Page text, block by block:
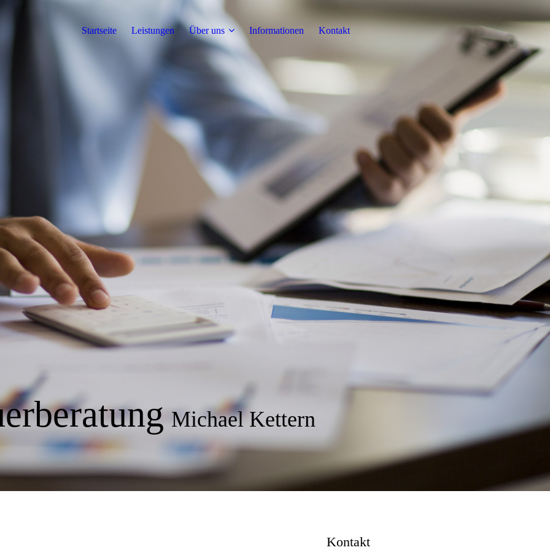
Startseite Leistungen Über uns Informationen Kontakt
Michael Kettern
Kontakt